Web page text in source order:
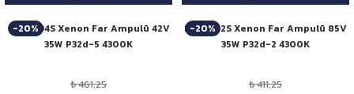
-20%
Niken D4S Xenon Far Ampulü 42V
35W P32d-5 4300K
₺ 461,25
-20%
Niken D2S Xenon Far Ampulü 85V
35W P32d-2 4300K
₺ 411,25